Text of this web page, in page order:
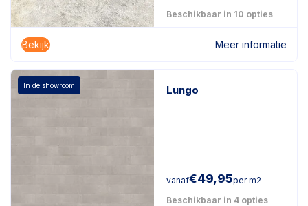
Beschikbaar in 10 opties
Bekijk Meer informatie
In de showroom Lungo
vanaf€49,95per m2
Beschikbaar in 4 opties